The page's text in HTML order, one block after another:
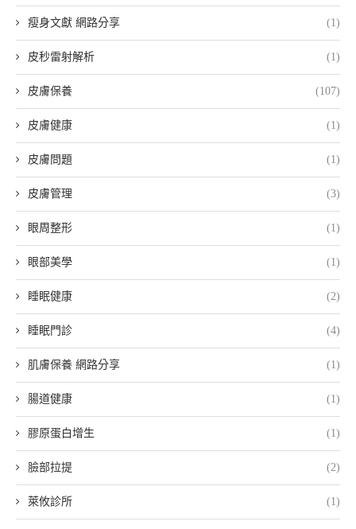
瘦身文獻 網路分享 (1)
皮秒雷射解析 (1)
皮膚保養 (107)
皮膚健康 (1)
皮膚問題 (1)
皮膚管理 (3)
眼周整形 (1)
眼部美學 (1)
睡眠健康 (2)
睡眠門診 (4)
肌膚保養 網路分享 (1)
腸道健康 (1)
膠原蛋白增生 (1)
臉部拉提 (2)
萊攸診所 (1)